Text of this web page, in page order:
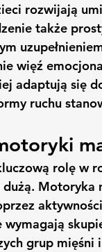
rozwijają
także
więź
adaptują się
ruchu
rolę w
Motoryka
wymagają
grup mięśni